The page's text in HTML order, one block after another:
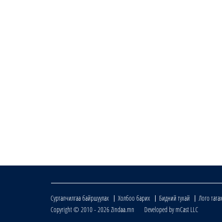
Сурталчилгаа байршуулах Холбоо барих Бидний тухай
Лого татах
Copyright © 2010 - 2026 Zindaa.mn Developed by mCast LLC